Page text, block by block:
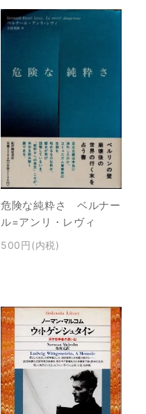
危険な純粋さ ベルナー
ル=アンリ・レヴィ
500円(内税)